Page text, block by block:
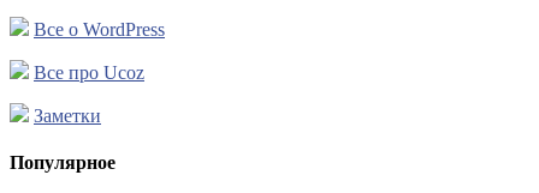
Все о WordPress
Все про Ucoz
Заметки
Популярное